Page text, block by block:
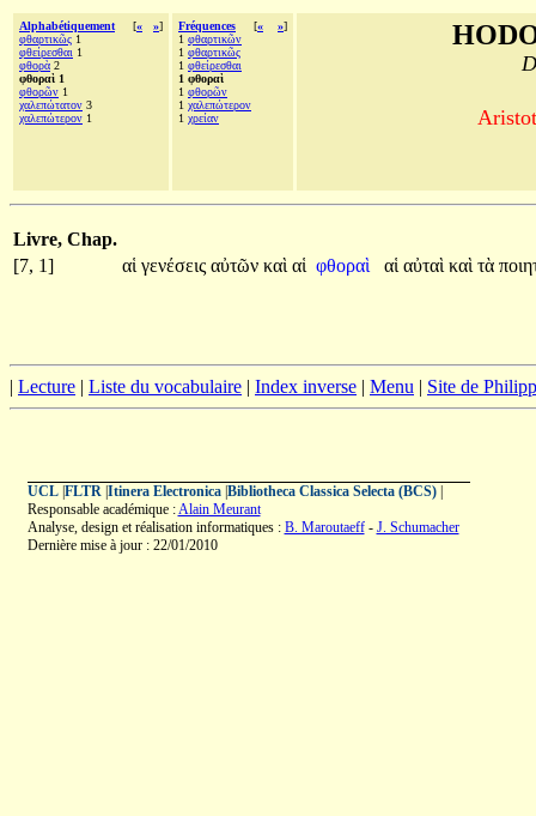
Alphabétiquement [« »]
φθαρτικῶς 1
φθείρεσθαι 1
φθορὰ 2
φθοραὶ 1
φθορῶν 1
χαλεπώτατον 3
χαλεπώτερον 1
Fréquences [« »]
1 φθαρτικῶν
1 φθαρτικῶς
1 φθείρεσθαι
1 φθοραὶ
1 φθορῶν
1 χαλεπώτερον
1 χρείαν
Livre, Chap.
[7, 1]
αἱ γενέσεις αὐτῶν καὶ αἱ φθοραὶ αἱ αὐταὶ καὶ τὰ
| Lecture | Liste du vocabulaire | Index inverse | Menu | Site de
UCL| FLTR| Itinera Electronica| Bibliotheca Classica Selecta (BCS)|
Responsable académique :Alain Meurant
Analyse, design et réalisation informatiques : B. Maroutaeff- J. Schumacher
Dernière mise à jour : 22/01/2010